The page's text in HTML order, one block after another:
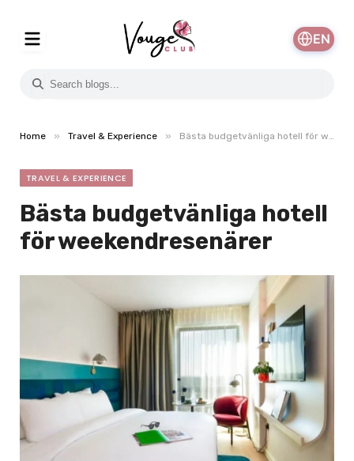
EN
Home » Travel & Experience » Bästa budgetvänliga hotell för weekendresenärer
TRAVEL & EXPERIENCE
Bästa budgetvänliga hotell
för weekendresenärer